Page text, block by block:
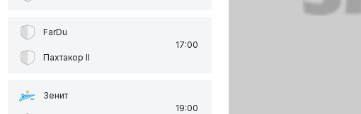
FarDu
Пахтакор II
17:00
Зенит
19:00